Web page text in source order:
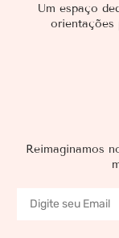
Reimaginamos
Um espaço
orientações